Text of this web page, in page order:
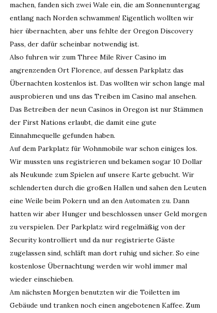
machen, fanden sich zwei Wale ein, die am Sonnenuntergag
entlang nach Norden schwammen! Eigentlich wollten wir
hier übernachten, aber uns fehlte der Oregon Discovery
Pass, der dafür scheinbar notwendig ist.
Also fuhren wir zum Three Mile River Casino im
angrenzenden Ort Florence, auf dessen Parkplatz das
Übernachten kostenlos ist. Das wollten wir schon lange mal
ausprobieren und uns das Treiben im Casino mal ansehen.
Das Betreiben der neun Casinos in Oregon ist nur Stämmen
der First Nations erlaubt, die damit eine gute
Einnahmequelle gefunden haben.
Auf dem Parkplatz für Wohnmobile war schon einiges los.
Wir mussten uns registrieren und bekamen sogar 10 Dollar
als Neukunde zum Spielen auf unsere Karte gebucht. Wir
schlenderten durch die großen Hallen und sahen den Leuten
eine Weile beim Pokern und an den Automaten zu. Dann
hatten wir aber Hunger und beschlossen unser Geld morgen
zu verspielen. Der Parkplatz wird regelmäßig von der
Security kontrolliert und da nur registrierte Gäste
zugelassen sind, schläft man dort ruhig und sicher. So eine
kostenlose Übernachtung werden wir wohl immer mal
wieder einschieben.
Am nächsten Morgen benutzten wir die Toiletten im
Gebäude und tranken noch einen angebotenen Kaffee. Zum